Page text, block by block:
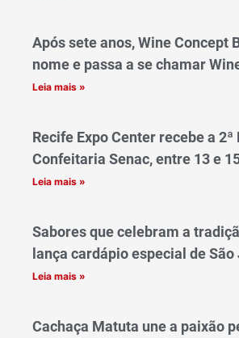
Após sete anos, Wine Concept
nome e passa a se chamar
Leia mais »
Recife Expo Center recebe a 2ª
Confeitaria Senac, entre 13 e
Leia mais »
Sabores que celebram a
lança cardápio especial de São
Leia mais »
Cachaça Matuta une a paixão